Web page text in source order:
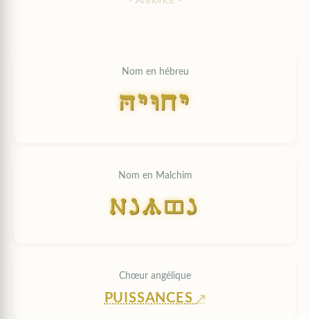
Nom en hébreu
HYVxY
Nom en Malchim
HYVCY
Chœur angélique
PUISSANCES